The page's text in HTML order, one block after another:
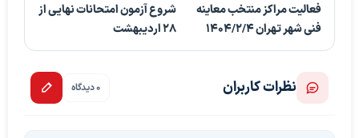
فعالیت مراکز منتخب معاینه
فنی شهر تهران 1404/2/4
شروع آزمون‌ امتحانات نهایی از
۲۸ اردیبهشت
نظرات کاربران 0 دیدگاه